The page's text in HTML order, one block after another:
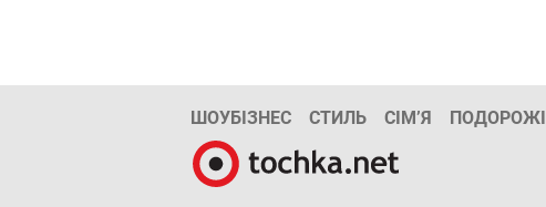
ШОУБІЗНЕС СТИЛЬ СІМ’Я ПОДОРОЖІ